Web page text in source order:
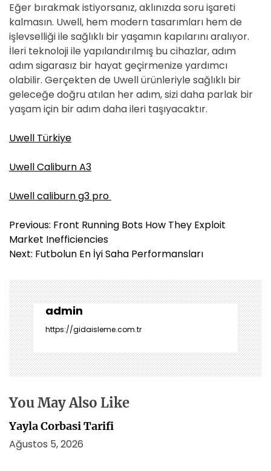
Eğer bırakmak istiyorsanız, aklınızda soru işareti
kalmasın. Uwell, hem modern tasarımları hem de
işlevselliği ile sağlıklı bir yaşamın kapılarını aralıyor.
İleri teknoloji ile yapılandırılmış bu cihazlar, adım
adım sigarasız bir hayat geçirmenize yardımcı
olabilir. Gerçekten de Uwell ürünleriyle sağlıklı bir
geleceğe doğru atılan her adım, sizi daha parlak bir
yaşam için bir adım daha ileri taşıyacaktır.
Uwell Türkiye
Uwell Caliburn A3
Uwell caliburn g3 pro
Y
a
z
g
e
z
i
n
m
e
i
Previous: Front Running Bots How They Exploit
Market Inefficiencies
Next: Futbolun En İyi Saha Performansları
admin
https://gidaisleme.com.tr
You May Also Like
Yayla Corbasi Tarifi
Ağustos 5, 2026